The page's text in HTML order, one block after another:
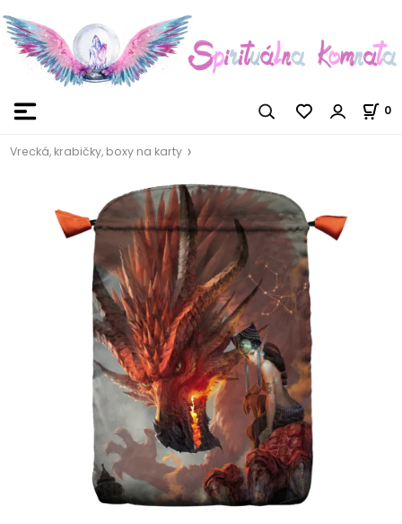
0
Vrecká, krabičky, boxy na karty